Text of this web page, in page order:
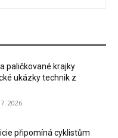
paličkované krajky
ukázky technik z
2026
připomíná cyklistům